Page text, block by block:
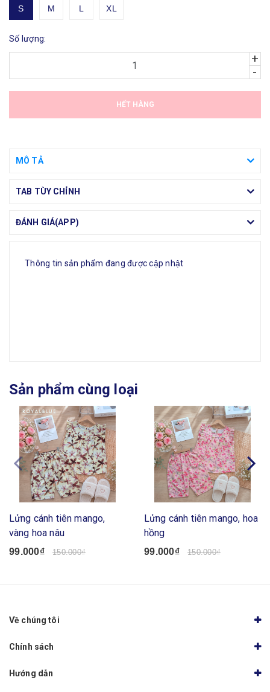
S M L XL
Số lượng:
+
-
HẾT HÀNG
MÔ TẢ
TAB TÙY CHỈNH
ĐÁNH GIÁ(APP)
Thông tin sản phẩm đang được cập nhật
Sản phẩm cùng loại
Lửng cánh tiên mango,
vàng hoa nâu
99.000₫ 150.000₫
Lửng cánh tiên mango, hoa
hồng
99.000₫ 150.000₫
Về chúng tôi
Chính sách
Hướng dẫn